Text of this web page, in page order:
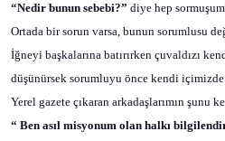
“Nedir bunun sebebi?” diye hep
Ortada bir sorun varsa, bunun sorumlusu
İğneyi başkalarına batırırken çuvaldızı
düşünürsek sorumluyu önce kendi
Yerel gazete çıkaran arkadaşlarımın şunu
“ Ben asıl misyonum olan halkı